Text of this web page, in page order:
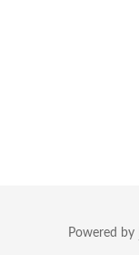
Powered by